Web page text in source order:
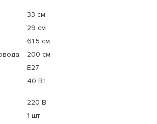
33 см
29 см
61.5 см
200 см
E27
40 Вт
220 В
1 шт